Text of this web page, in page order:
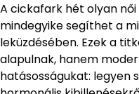
A cickafark hét olyan
mindegyike segíthet a
leküzdésében. Ezek a
alapulnak, hanem
hatásosságukat: legyen